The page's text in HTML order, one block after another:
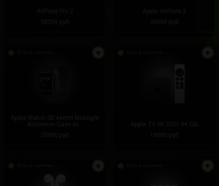
AirPods Pro 2
26324 руб
Apple AirPods 3
24884 руб
Apple Watch SE 44mm Midnight
Aluminum Case wi...
23690 руб
Apple TV 4K 2021 64 GB
18900 руб